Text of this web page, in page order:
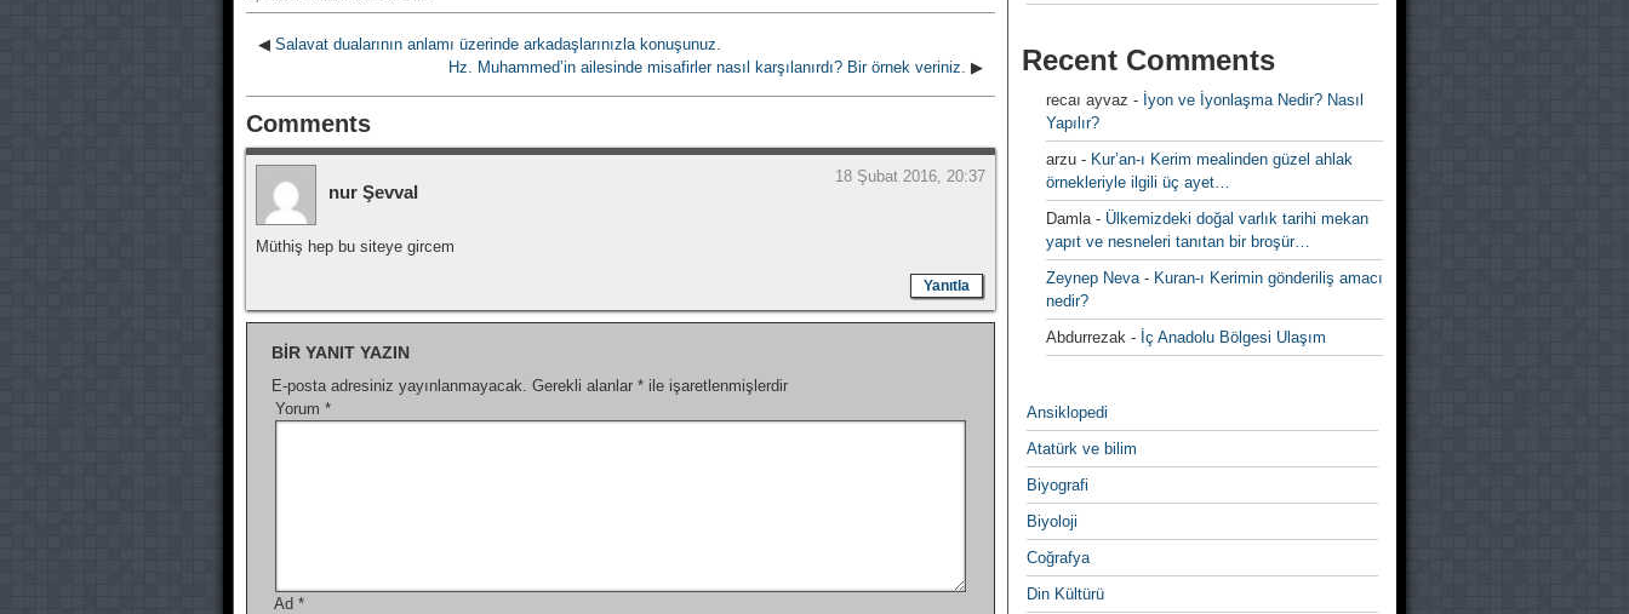
◀ Salavat dualarının anlamı üzerinde arkadaşlarınızla konuşunuz.
Hz. Muhammed’in ailesinde misafirler nasıl karşılanırdı? Bir örnek veriniz. ▶
Comments
nur Şevval
18 Şubat 2016, 20:37
Müthiş hep bu siteye gircem
Yanıtla
BIR YANIT YAZIN
E-posta adresiniz yayınlanmayacak. Gerekli alanlar * ile işaretlenmişlerdir
Yorum *
Ad *
Recent Comments
recaı ayvaz - İyon ve İyonlaşma Nedir? Nasıl
Yapılır?
arzu - Kur’an-ı Kerim mealinden güzel ahlak
örnekleriyle ilgili üç ayet…
Damla- Ülkemizdeki doğal varlık tarihi mekan
yapıt ve nesneleri tanıtan bir broşür…
Zeynep Neva- Kuran-ı Kerimin gönderiliş amacı
nedir?
Abdurrezak - İç Anadolu Bölgesi Ulaşım
Ansiklopedi
Atatürk ve bilim
Biyografi
Biyoloji
Coğrafya
Din Kültürü